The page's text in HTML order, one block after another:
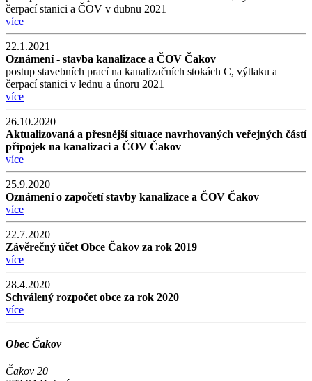
čerpací stanici a ČOV v dubnu 2021
více
22.1.2021
Oznámení - stavba kanalizace a ČOV Čakov
postup stavebních prací na kanalizačních stokách C, výtlaku a
čerpací stanici v lednu a únoru 2021
více
26.10.2020
Aktualizovaná a přesnější situace navrhovaných veřejných částí
přípojek na kanalizaci a ČOV Čakov
více
25.9.2020
Oznámení o započetí stavby kanalizace a ČOV Čakov
více
22.7.2020
Závěrečný účet Obce Čakov za rok 2019
více
28.4.2020
Schválený rozpočet obce za rok 2020
více
Obec Čakov
Čakov 20